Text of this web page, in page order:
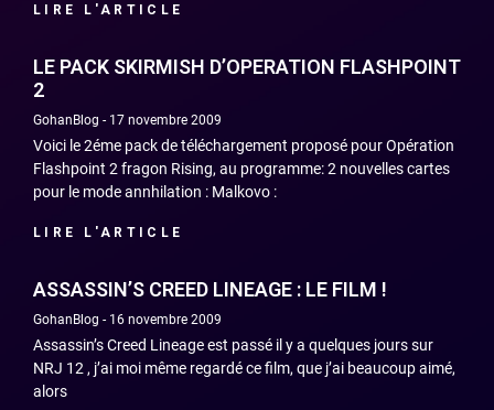
LIRE L'ARTICLE
LE PACK SKIRMISH D’OPERATION FLASHPOINT
2
GohanBlog 17 novembre 2009
Voici le 2éme pack de téléchargement proposé pour Opération
Flashpoint 2 fragon Rising, au programme: 2 nouvelles cartes
pour le mode annhilation : Malkovo :
LIRE L'ARTICLE
ASSASSIN’S CREED LINEAGE : LE FILM !
GohanBlog 16 novembre 2009
Assassin’s Creed Lineage est passé il y a quelques jours sur
NRJ 12 , j’ai moi même regardé ce film, que j’ai beaucoup aimé,
alors